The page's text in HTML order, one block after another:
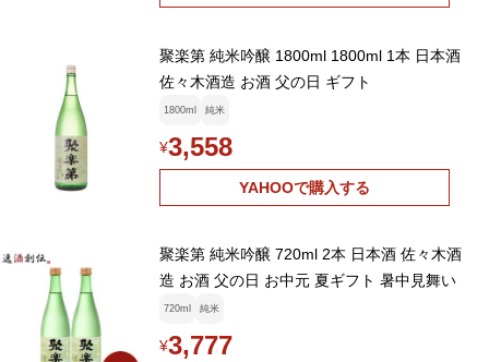
聚楽第 純米吟醸 1800ml 1800ml 1本 日本酒
佐々木酒造 お酒 父の日 ギフト
1800ml 純米
¥3,558
YAHOOで購入する
聚楽第 純米吟醸 720ml 2本 日本酒 佐々木酒
造 お酒 父の日 お中元 夏ギフト 暑中見舞い
720ml 純米
¥3,777